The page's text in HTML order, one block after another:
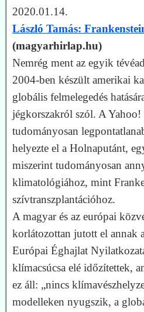
2020.01.14.
László Tamás:
(magyarhirlap.hu)
Nemrég ment az egyik
2004-ben készült amerikai
globális felmelegedés
jégkorszakról szól. A Yahoo!
tudományosan
helyezte el a Holnaputánt,
miszerint tudományosan
klimatológiához, mint
szívtranszplantációhoz.
A magyar és az európai
korlátozottan jutott el annak
Európai Éghajlat
klímacsúcsa elé időzítettek,
ez áll: „nincs
modelleken nyugszik, a